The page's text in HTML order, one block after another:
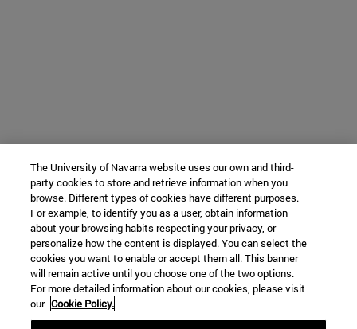
The University of Navarra website uses our own and third-
party cookies to store and retrieve information when you
browse. Different types of cookies have different purposes.
For example, to identify you as a user, obtain information
about your browsing habits respecting your privacy, or
personalize how the content is displayed. You can select the
cookies you want to enable or accept them all. This banner
will remain active until you choose one of the two options.
For more detailed information about our cookies, please visit
our Cookie Policy.